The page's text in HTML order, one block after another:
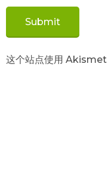
这个站点使用 Akismet